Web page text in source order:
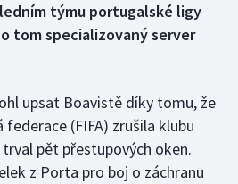
týmu portugalské ligy
tom specializovaný server
upsat Boavistě díky tomu, že
(FIFA) zrušila klubu
pět přestupových oken.
z Porta pro boj o záchranu